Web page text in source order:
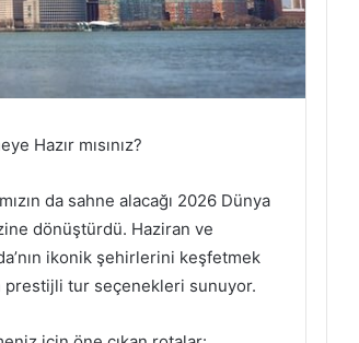
Hazır mısınız?
da sahne alacağı 2026 Dünya
dönüştürdü. Haziran ve
ikonik şehirlerini keşfetmek
prestijli tur seçenekleri sunuyor.